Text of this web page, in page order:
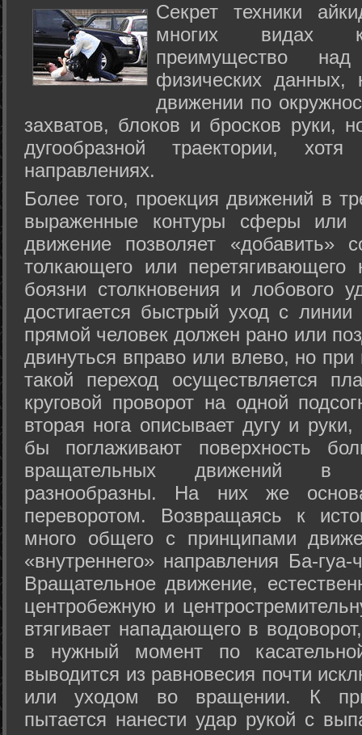
Секрет техники
многих видах
преимущество
физических данных,
движении по
захватов, блоков и бросков руки,
дугообразной траектории,
направлениях.
Более того, проекция движений в
выраженные контуры сферы или
движение позволяет «добавить»
толкающего или перетягивающего
боязни столкновения и лобового
достигается быстрый уход с
прямой человек должен рано или
двинуться вправо или влево, но
такой переход осуществляется
круговой проворот на одной
вторая нога описывает дугу и
бы поглаживают поверхность
вращательных движений в
разнообразны. На них же
переворотом. Возвращаясь к
много общего с принципами
«внутреннего» направления Ба-
Вращательное движение,
центробежную и
втягивает нападающего в
в нужный момент по
выводится из равновесия почти
или уходом во вращении. К
пытается нанести удар рукой с